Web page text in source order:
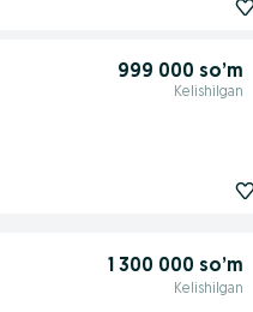
999 000 so’m
Kelishilgan
1 300 000 so’m
Kelishilgan